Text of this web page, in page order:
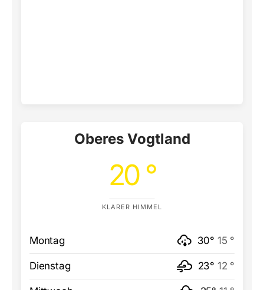
Oberes Vogtland
20 °
KLARER HIMMEL
Montag 30° 15 °
Dienstag 23° 12 °